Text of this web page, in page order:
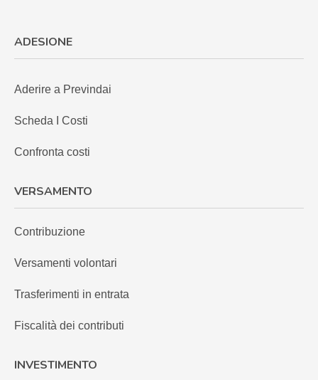
ADESIONE
Aderire a Previndai
Scheda I Costi
Confronta costi
VERSAMENTO
Contribuzione
Versamenti volontari
Trasferimenti in entrata
Fiscalità dei contributi
INVESTIMENTO